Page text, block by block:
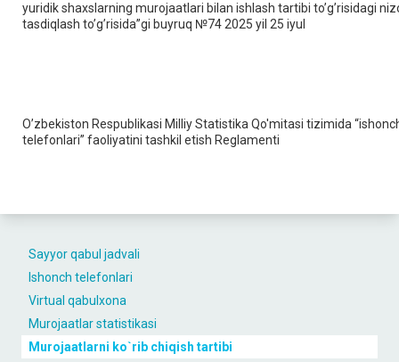
Sayyor qabul jadvali
Ishonch telefonlari
Virtual qabulxona
Murojaatlar statistikasi
Murojaatlarni ko`rib chiqish tartibi
yuridik shaxslarning murojaatlari bilan ishlash tartibi to’g’risidagi
tasdiqlash to’g’risida”gi buyruq №74 2025 yil 25 iyul
O’zbekiston Respublikasi Milliy Statistika Qo'mitasi tizimida
telefonlari” faoliyatini tashkil etish Reglamenti